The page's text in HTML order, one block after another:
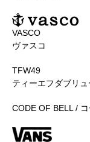
VASCO
ヴァスコ
TFW49
ティーエフダブリュ
CODE OF BELL /